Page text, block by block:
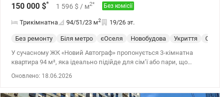
150 000 $* 1 596 $ / м2* Без комісії
Трикімнатна 94/51/23 м2 19/26 эт.
Без ремонту Біля метро єОселя Новобудова Укриття
У сучасному ЖК «Новий Автограф» пропонується 3-кімнатна
квартира 94 м², яка ідеально підійде для сім’ї або пари, що
Романа Мстиславовича, 22 19 поверх із 26 - панорамний вид на
Оновлено: 18.06.2026